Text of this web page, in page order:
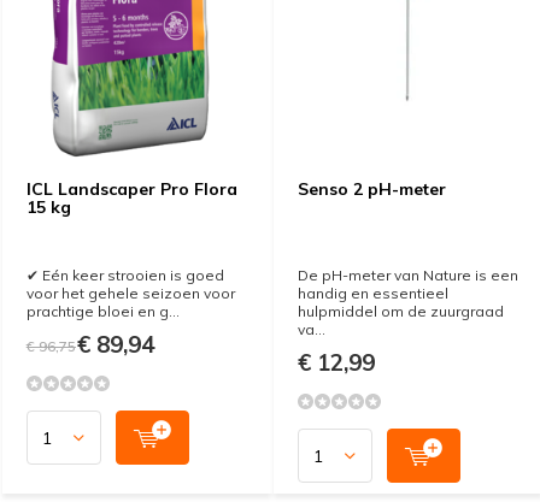
ICL Landscaper Pro Flora
15 kg
✔ Eén keer strooien is goed
voor het gehele seizoen voor
prachtige bloei en g...
€ 96,75€ 89,94
Senso 2 pH-meter
De pH-meter van Nature is een
handig en essentieel
hulpmiddel om de zuurgraad
va...
€ 12,99